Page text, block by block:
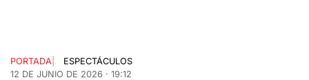
PORTADA
ESPECTÁCULOS
12 DE JUNIO DE 2026 · 19:12